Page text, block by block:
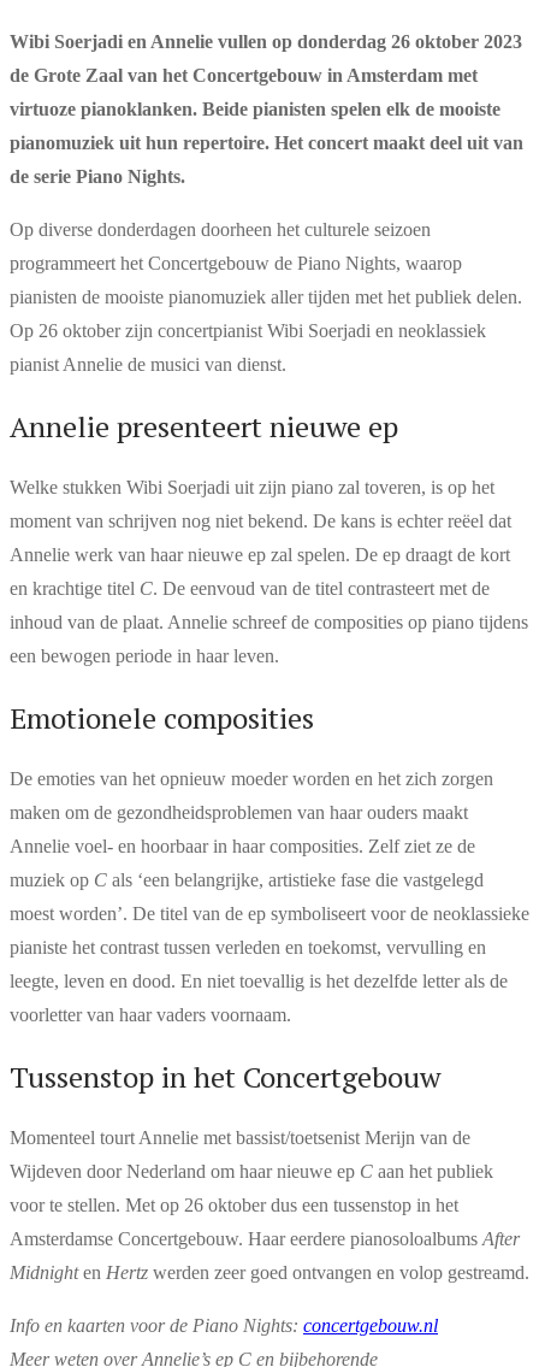
Wibi Soerjadi en Annelie vullen op donderdag 26 oktober 2023
de Grote Zaal van het Concertgebouw in Amsterdam met
virtuoze pianoklanken. Beide pianisten spelen elk de mooiste
pianomuziek uit hun repertoire. Het concert maakt deel uit van
de serie Piano Nights.
Op diverse donderdagen doorheen het culturele seizoen
programmeert het Concertgebouw de Piano Nights, waarop
pianisten de mooiste pianomuziek aller tijden met het publiek delen.
Op 26 oktober zijn concertpianist Wibi Soerjadi en neoklassiek
pianist Annelie de musici van dienst.
Annelie presenteert nieuwe ep
Welke stukken Wibi Soerjadi uit zijn piano zal toveren, is op het
moment van schrijven nog niet bekend. De kans is echter reëel dat
Annelie werk van haar nieuwe ep zal spelen. De ep draagt de kort
en krachtige titel C. De eenvoud van de titel contrasteert met de
inhoud van de plaat. Annelie schreef de composities op piano tijdens
een bewogen periode in haar leven.
Emotionele composities
De emoties van het opnieuw moeder worden en het zich zorgen
maken om de gezondheidsproblemen van haar ouders maakt
Annelie voel- en hoorbaar in haar composities. Zelf ziet ze de
muziek op C als ‘een belangrijke, artistieke fase die vastgelegd
moest worden’. De titel van de ep symboliseert voor de neoklassieke
pianiste het contrast tussen verleden en toekomst, vervulling en
leegte, leven en dood. En niet toevallig is het dezelfde letter als de
voorletter van haar vaders voornaam.
Tussenstop in het Concertgebouw
Momenteel tourt Annelie met bassist/toetsenist Merijn van de
Wijdeven door Nederland om haar nieuwe ep C aan het publiek
voor te stellen. Met op 26 oktober dus een tussenstop in het
Amsterdamse Concertgebouw. Haar eerdere pianosoloalbums After
Midnighten Hertz werden zeer goed ontvangen en volop gestreamd.
Info en kaarten voor de Piano Nights: concertgebouw.nl
Meer weten over Annelie’s ep C en bijbehorende